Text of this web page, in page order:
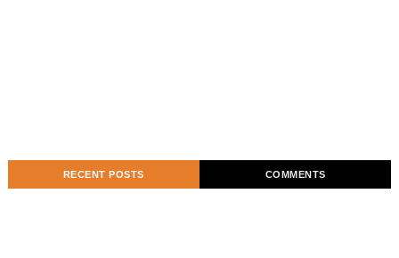
RECENT POSTS COMMENTS